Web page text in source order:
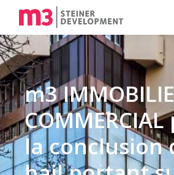
m3
la conclusion